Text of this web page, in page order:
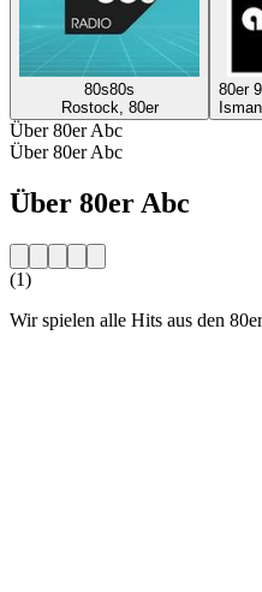
80s80s
Rostock, 80er
80er
Über 80er Abc
Über 80er Abc
Über 80er Abc
(1)
Wir spielen alle Hits aus den